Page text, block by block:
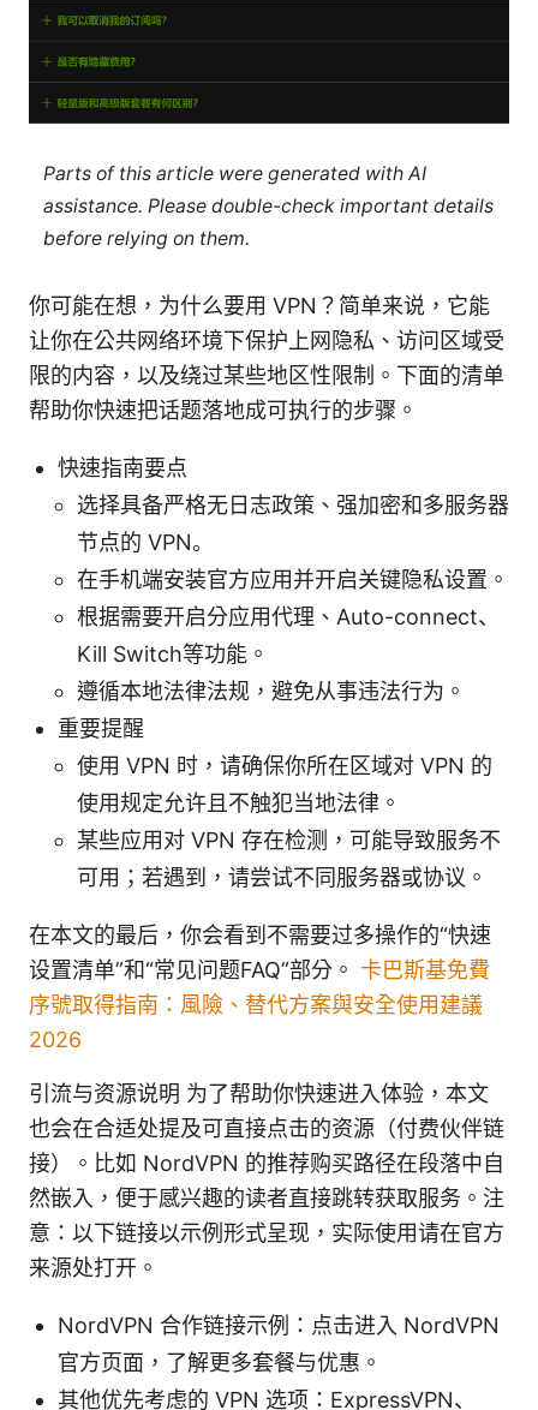
Parts of this article were generated with AI
assistance. Please double-check important details
before relying on them.
你可能在想，为什么要用 VPN？简单来说，它能
让你在公共网络环境下保护上网隐私、访问区域受
限的内容，以及绕过某些地区性限制。下面的清单
帮助你快速把话题落地成可执行的步骤。
快速指南要点
选择具备严格无日志政策、强加密和多服务器
节点的 VPN。
在手机端安装官方应用并开启关键隐私设置。
根据需要开启分应用代理、Auto-connect、
Kill Switch等功能。
遵循本地法律法规，避免从事违法行为。
重要提醒
使用 VPN 时，请确保你所在区域对 VPN 的
使用规定允许且不触犯当地法律。
某些应用对 VPN 存在检测，可能导致服务不
可用；若遇到，请尝试不同服务器或协议。
在本文的最后，你会看到不需要过多操作的“快速
设置清单”和“常见问题FAQ”部分。 卡巴斯基免費
序號取得指南：風險、替代方案與安全使用建議
2026
引流与资源说明 为了帮助你快速进入体验，本文
也会在合适处提及可直接点击的资源（付费伙伴链
接）。比如 NordVPN 的推荐购买路径在段落中自
然嵌入，便于感兴趣的读者直接跳转获取服务。注
意：以下链接以示例形式呈现，实际使用请在官方
来源处打开。
NordVPN 合作链接示例：点击进入 NordVPN
官方页面，了解更多套餐与优惠。
其他优先考虑的 VPN 选项：ExpressVPN、